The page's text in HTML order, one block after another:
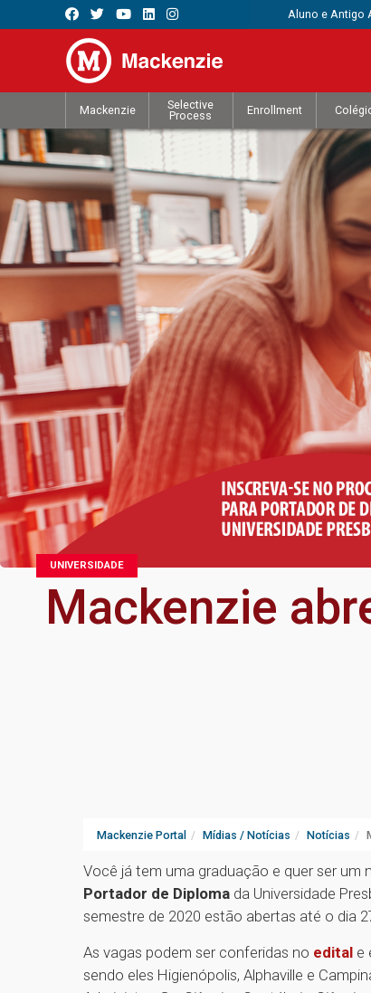
Aluno e Antigo
Mackenzie
Selective
Process
Enrollment
UNIVERSIDADE
Mackenzie
Mackenzie Portal Mídias / Notícias Notícias
Você já tem uma graduação e quer ser um
Portador de Diploma da Universidade
semestre de 2020 estão abertas até o dia
As vagas podem ser conferidas no edital e
sendo eles Higienópolis, Alphaville e